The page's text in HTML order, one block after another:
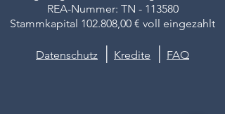
REA-Nummer: TN - 113580
Stammkapital 102.808,00 € voll eingezahlt
Datenschutz | Kredite | FAQ